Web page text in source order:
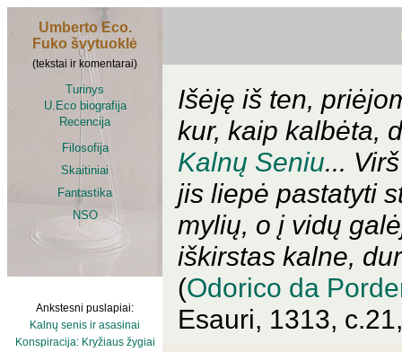
Umberto Eco.
Fuko švytuoklė
(tekstai ir komentarai)
Turinys
U.Eco biografija
Recencija
Filosofija
Skaitiniai
Fantastika
NSO
Ankstesni puslapiai:
Kalnų senis ir asasinai
Konspiracija: Kryžiaus žygiai
Išėję iš ten,
kur, kaip kalbėta,
Kalnų Seniu...
jis liepė pastatyti
mylių, o į vidų
iškirstas kalne,
(Odorico da
Esauri, 1313,